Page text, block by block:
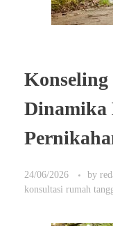
Konseling
Dinamika
24/06/2026 by
konsultasi rumah